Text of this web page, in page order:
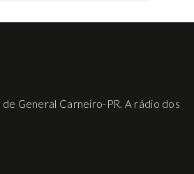
General Carneiro-PR. A rádio dos